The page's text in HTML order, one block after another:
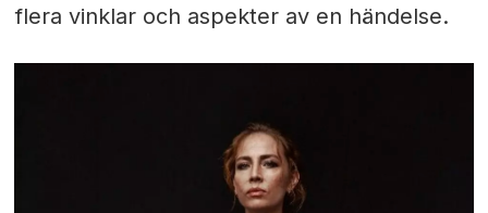
flera vinklar och aspekter av en händelse.